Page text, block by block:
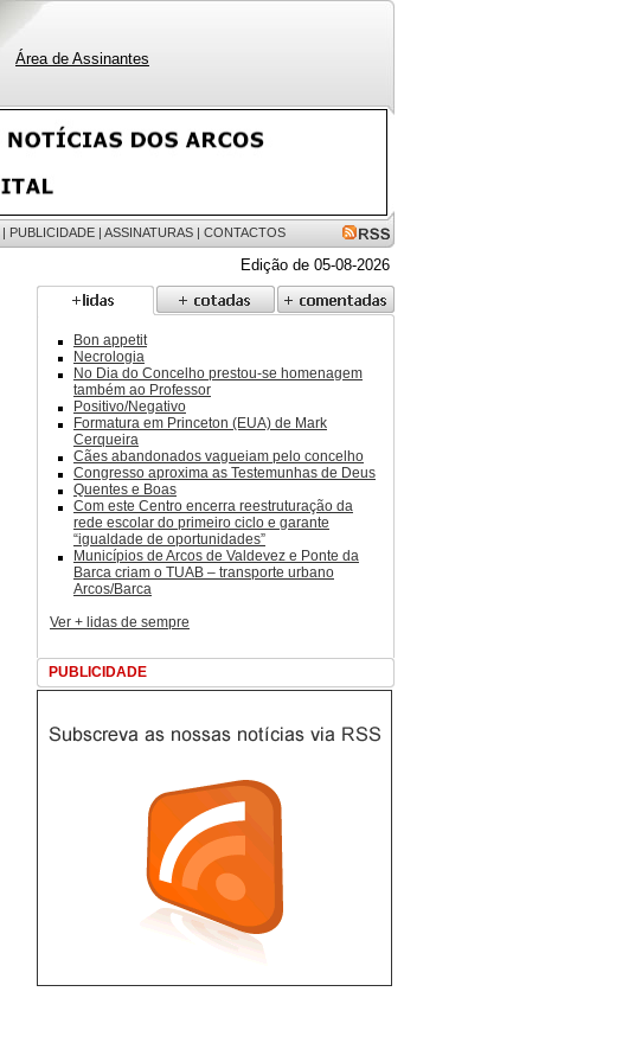
Área de Assinantes
| PUBLICIDADE | ASSINATURAS | CONTACTOS
Edição de 05-08-2026
Bon appetit
Necrologia
No Dia do Concelho prestou-se homenagem
também ao Professor
Positivo/Negativo
Formatura em Princeton (EUA) de Mark
Cerqueira
Cães abandonados vagueiam pelo concelho
Congresso aproxima as Testemunhas de Deus
Quentes e Boas
Com este Centro encerra reestruturação da
rede escolar do primeiro ciclo e garante
“igualdade de oportunidades”
Municípios de Arcos de Valdevez e Ponte da
Barca criam o TUAB – transporte urbano
Arcos/Barca
Ver + lidas de sempre
PUBLICIDADE